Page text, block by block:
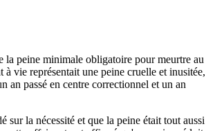
peine minimale obligatoire pour meurtre au
vie représentait une peine cruelle et inusitée,
an passé en centre correctionnel et un an
la nécessité et que la peine était tout aussi